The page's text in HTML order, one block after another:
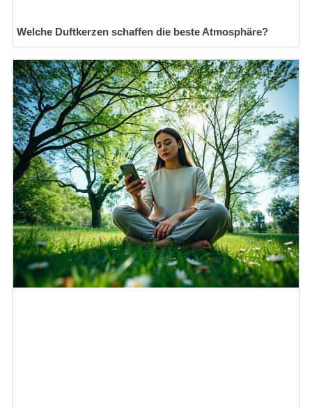
Welche Duftkerzen schaffen die beste Atmosphäre?